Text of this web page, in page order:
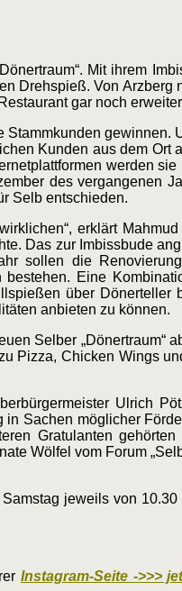
Mit ihrem
Drehspieß. Von Arzberg
gar noch
Stammkunden gewinnen.
Kunden aus dem Ort
werden sie
des vergangenen
Selb entschieden.
erklärt
Das zur Imbissbude
sollen die
bestehen. Eine
über Dönerteller
anbieten zu können.
Selber „Dönertraum“
Pizza, Chicken Wings
Ulrich
in Sachen möglicher
Gratulanten
Wölfel vom Forum
jeweils von
Instagram-Seite ->>>